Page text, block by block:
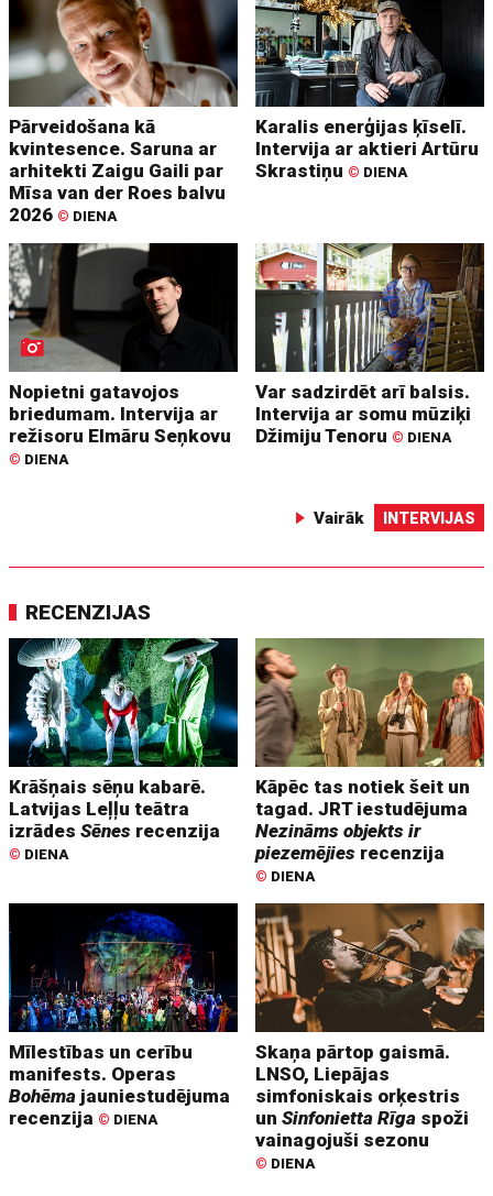
Pārveidošana kā
kvintesence. Saruna ar
arhitekti Zaigu Gaili par
Mīsa van der Roes balvu
2026 © DIENA
Karalis enerģijas ķīselī.
Intervija ar aktieri Artūru
Skrastiņu © DIENA
Nopietni gatavojos
briedumam. Intervija ar
režisoru Elmāru Seņkovu
© DIENA
Var sadzirdēt arī balsis.
Intervija ar somu mūziķi
Džimiju Tenoru © DIENA
Vairāk INTERVIJAS
RECENZIJAS
Krāšņais sēņu kabarē.
Latvijas Leļļu teātra
izrādesSēnes recenzija
© DIENA
Kāpēc tas notiek šeit un
tagad. JRT iestudējuma
Nezināms objekts ir
piezemējies recenzija
© DIENA
Mīlestības un cerību
manifests. Operas
Bohēma jauniestudējuma
recenzija © DIENA
Skaņa pārtop gaismā.
LNSO, Liepājas
simfoniskais orķestris
unSinfonietta Rīga spoži
vainagojuši sezonu
© DIENA